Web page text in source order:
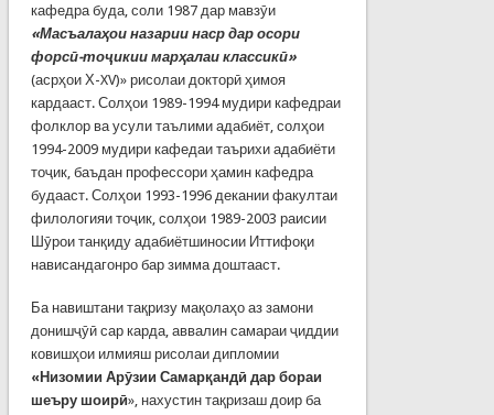
кафедра буда, соли 1987 дар мавзӯи
«Масъалаҳои назарии наср дар осори
форсӣ-тоҷикии марҳалаи классикӣ»
(асрҳои Х-XV)» рисолаи докторӣ ҳимоя
кардааст. Солҳои 1989-1994 мудири кафедраи
фолклор ва усули таълими адабиёт, солҳои
1994-2009 мудири кафедаи таърихи адабиёти
тоҷик, баъдан профессори ҳамин кафедра
будааст. Солҳои 1993-1996 декании факултаи
филологияи тоҷик, солҳои 1989-2003 раисии
Шӯрои танқиду адабиётшиносии Иттифоқи
нависандагонро бар зимма доштааст.
Ба навиштани тақризу мақолаҳо аз замони
донишҷӯӣ сар карда, аввалин самараи ҷиддии
ковишҳои илмияш рисолаи дипломии
«Низомии Арӯзии Самарқандӣ дар бораи
шеъру шоирӣ», нахустин тақризаш доир ба